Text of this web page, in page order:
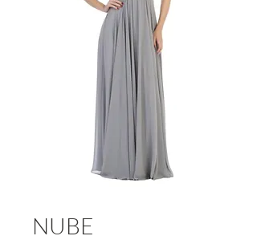
NUBE